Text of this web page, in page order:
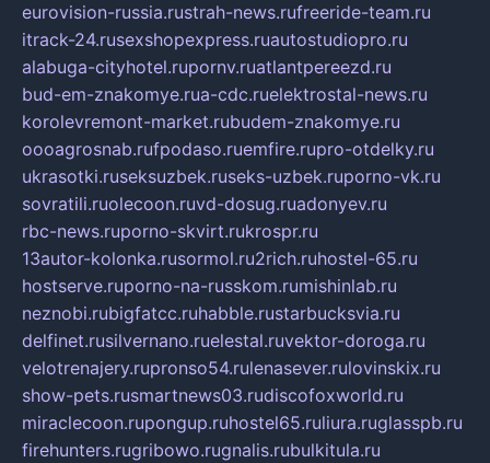
eurovision-russia.rustrah-news.rufreeride-team.ru
itrack-24.rusexshopexpress.ruautostudiopro.ru
alabuga-cityhotel.rupornv.ruatlantpereezd.ru
bud-em-znakomye.rua-cdc.ruelektrostal-news.ru
korolevremont-market.rubudem-znakomye.ru
oooagrosnab.rufpodaso.ruemfire.rupro-otdelky.ru
ukrasotki.ruseksuzbek.ruseks-uzbek.ruporno-vk.ru
sovratili.ruolecoon.ruvd-dosug.ruadonyev.ru
rbc-news.ruporno-skvirt.rukrospr.ru
13autor-kolonka.rusormol.ru2rich.ruhostel-65.ru
hostserve.ruporno-na-russkom.rumishinlab.ru
neznobi.rubigfatcc.ruhabble.rustarbucksvia.ru
delfinet.rusilvernano.ruelestal.ruvektor-doroga.ru
velotrenajery.rupronso54.rulenasever.rulovinskix.ru
show-pets.rusmartnews03.rudiscofoxworld.ru
miraclecoon.rupongup.ruhostel65.ruliura.ruglasspb.ru
firehunters.rugribowo.rugnalis.rubulkitula.ru